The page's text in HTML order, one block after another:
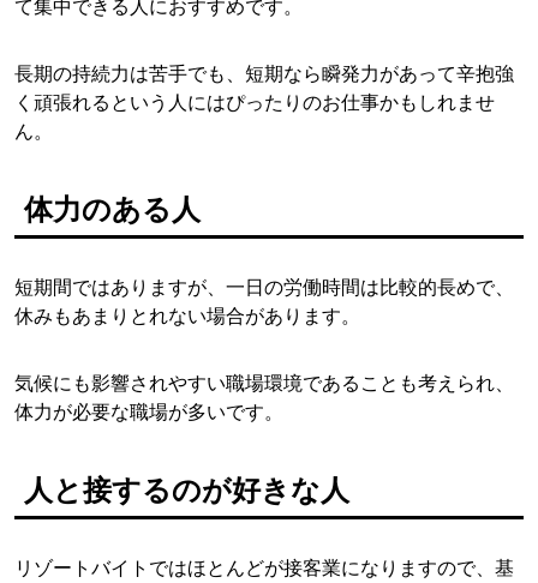
て集中できる人におすすめです。
長期の持続力は苦手でも、短期なら瞬発力があって辛抱強
く頑張れるという人にはぴったりのお仕事かもしれませ
ん。
体力のある人
短期間ではありますが、一日の労働時間は比較的長めで、
休みもあまりとれない場合があります。
気候にも影響されやすい職場環境であることも考えられ、
体力が必要な職場が多いです。
人と接するのが好きな人
リゾートバイトではほとんどが接客業になりますので、基